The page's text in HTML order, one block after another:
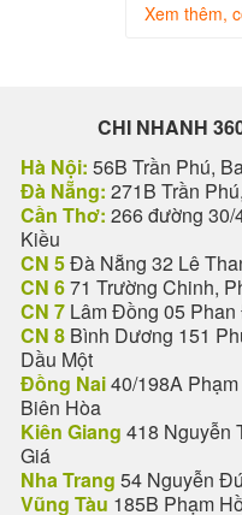
Xem thêm,
CHI NHANH
Hà Nội: 56B Trần Phú,
Đà Nẵng: 271B Trần
Cần Thơ: 266 đường 30/
Kiều
CN 5Đà Nẵng 32 Lê
CN 671 Trường Chinh,
CN 7 Lâm Đồng 05
CN 8 Bình Dương 151
Dầu Một
Đồng Nai40/198A
Biên Hòa
Kiên Giang 418 Nguyễn
Giá
Nha Trang 54 Nguyễn
Vũng Tàu 185B Phạm